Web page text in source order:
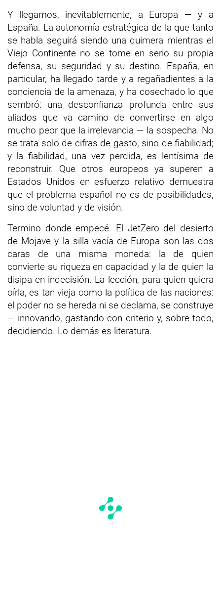
Y llegamos, inevitablemente, a Europa — y a
España. La autonomía estratégica de la que tanto
se habla seguirá siendo una quimera mientras el
Viejo Continente no se tome en serio su propia
defensa, su seguridad y su destino. España, en
particular, ha llegado tarde y a regañadientes a la
conciencia de la amenaza, y ha cosechado lo que
sembró: una desconfianza profunda entre sus
aliados que va camino de convertirse en algo
mucho peor que la irrelevancia — la sospecha. No
se trata solo de cifras de gasto, sino de fiabilidad;
y la fiabilidad, una vez perdida, es lentísima de
reconstruir. Que otros europeos ya superen a
Estados Unidos en esfuerzo relativo demuestra
que el problema español no es de posibilidades,
sino de voluntad y de visión.
Termino donde empecé. El JetZero del desierto
de Mojave y la silla vacía de Europa son las dos
caras de una misma moneda: la de quien
convierte su riqueza en capacidad y la de quien la
disipa en indecisión. La lección, para quien quiera
oírla, es tan vieja como la política de las naciones:
el poder no se hereda ni se declama, se construye
— innovando, gastando con criterio y, sobre todo,
decidiendo. Lo demás es literatura.